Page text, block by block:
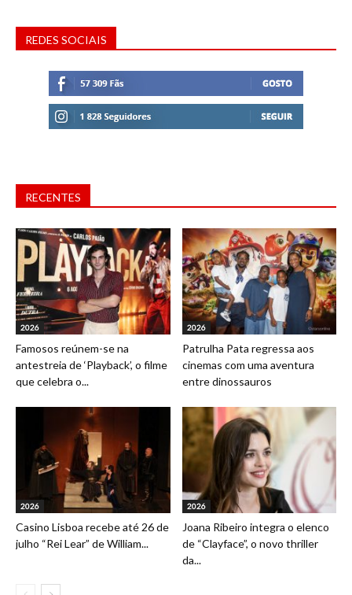
REDES SOCIAIS
RECENTES
2026
Famosos reúnem-se na
antestreia de ‘Playback’, o filme
que celebra o...
2026
Patrulha Pata regressa aos
cinemas com uma aventura
entre dinossauros
2026
Casino Lisboa recebe até 26 de
julho “Rei Lear” de William...
2026
Joana Ribeiro integra o elenco
de “Clayface”, o novo thriller
da...